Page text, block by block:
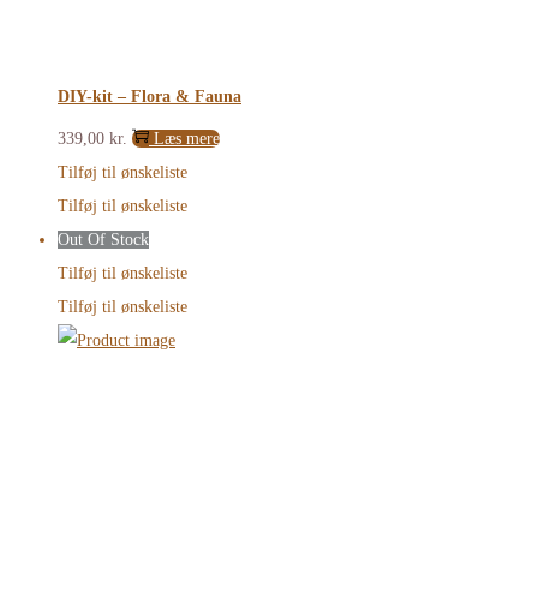
DIY-kit – Flora & Fauna
339,00 kr.
Læs mere
Tilføj til ønskeliste
Tilføj til ønskeliste
Out Of Stock
Tilføj til ønskeliste
Tilføj til ønskeliste